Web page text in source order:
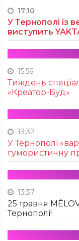
17:10
У Тернополі із
виступить
15:56
Тиждень
«Креатор-Буд»
13:32
У Тернополі
гумористичну
13:37
25 травня
Тернополі!